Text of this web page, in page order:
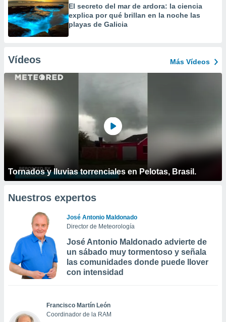
El secreto del mar de ardora: la ciencia
explica por qué brillan en la noche las
playas de Galicia
Vídeos Más Vídeos
Tornados y lluvias torrenciales en Pelotas, Brasil.
Nuestros expertos
José Antonio Maldonado
Director de Meteorología
José Antonio Maldonado advierte de
un sábado muy tormentoso y señala
las comunidades donde puede llover
con intensidad
Francisco Martín León
Coordinador de la RAM